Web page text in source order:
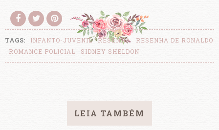
TAGS: INFANTO-JUVENIL RESENHA
RESENHA DE RONALDO
ROMANCE POLICIAL
SIDNEY SHELDON
LEIA TAMBÉM